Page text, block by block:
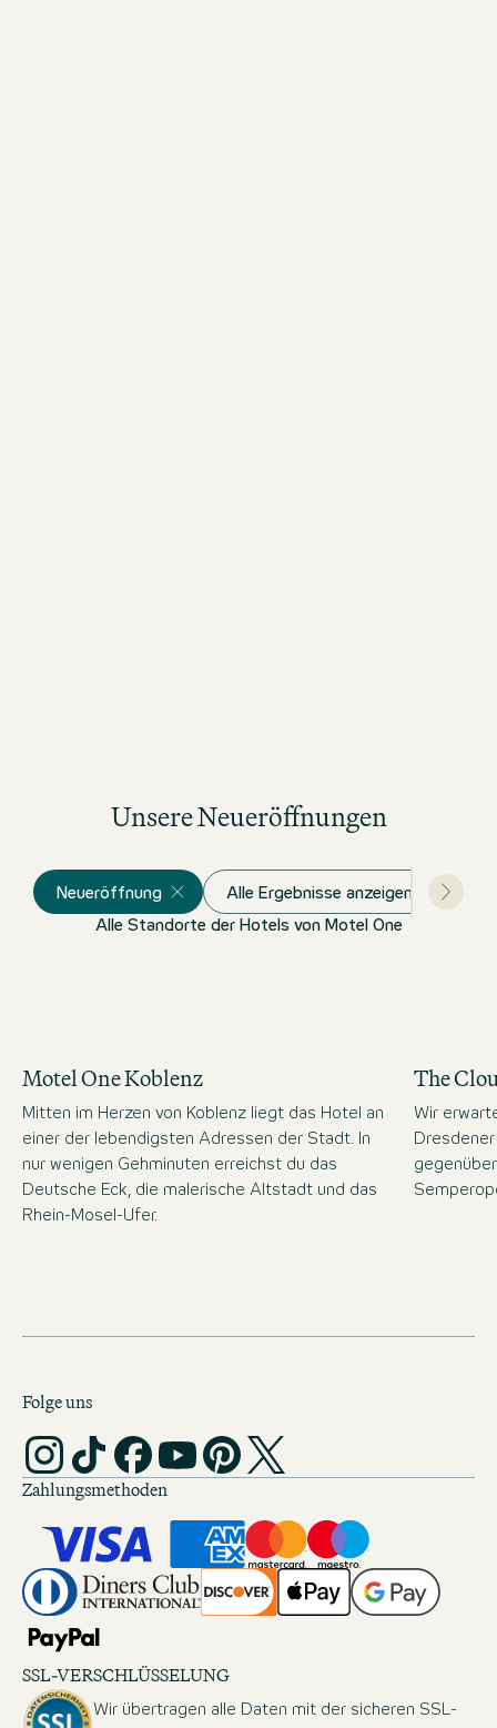
Unsere Neueröffnungen
Neueröffnung Alle Ergebnisse anzeigen
Alle Standorte der Hotels von Motel One
Motel One Koblenz
Mitten im Herzen von Koblenz liegt das Hotel an
einer der lebendigsten Adressen der Stadt. In
nur wenigen Gehminuten erreichst du das
Deutsche Eck, die malerische Altstadt und das
Rhein-Mosel-Ufer.
The
Wir
Folge uns
Zahlungsmethoden
SSL-VERSCHLÜSSELUNG
Wir übertragen alle Daten mit der sicheren SSL-